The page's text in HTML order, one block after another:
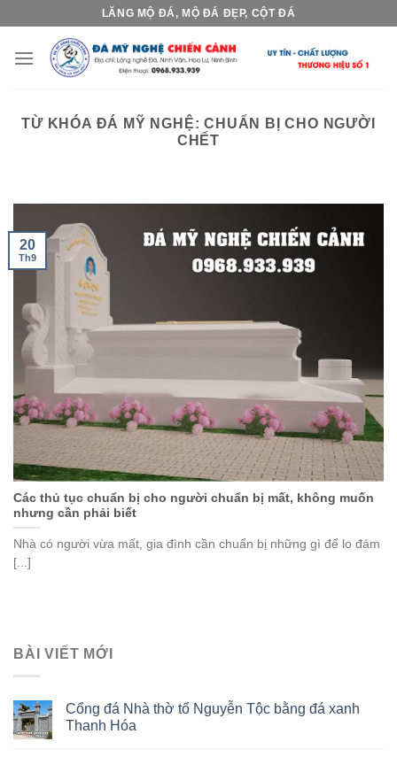
content
LĂNG MỘ ĐÁ, MỘ ĐÁ ĐẸP, CỘT ĐÁ
TỪ KHÓA ĐÁ MỸ NGHỆ:CHUẨN BỊ CHO NGƯỜI
CHẾT
Các thủ tục chuẩn bị cho người chuẩn bị mất, không muốn
nhưng cần phải biết
Nhà có người vừa mất, gia đình cần chuẩn bị những gì để lo đám
[...]
20
Th9
BÀI VIẾT MỚI
Cổng đá Nhà thờ tổ Nguyễn Tộc bằng đá xanh
Thanh Hóa